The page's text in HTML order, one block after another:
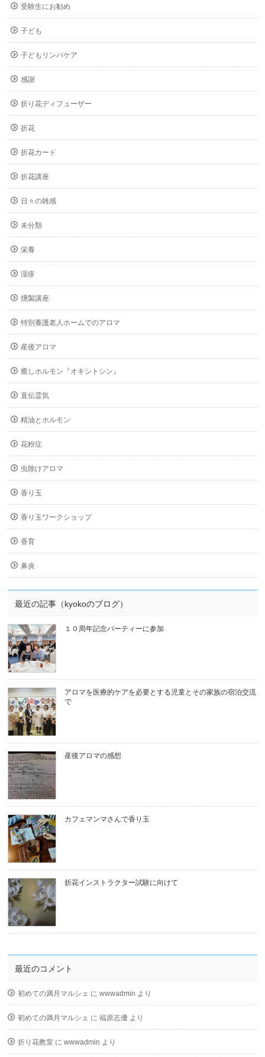
受験生にお勧め
子ども
子どもリンパケア
感謝
折り花ディフューザー
折花
折花カード
折花講座
日々の雑感
未分類
栄養
湿疹
燻製講座
特別養護老人ホームでのアロマ
産後アロマ
癒しホルモン『オキシトシン』
直伝霊気
精油とホルモン
花粉症
虫除けアロマ
香り玉
香り玉ワークショップ
香育
鼻炎
最近の記事（kyokoのブログ）
１０周年記念パーティーに参加
アロマを医療的ケアを必要とする児童とその家族の宿泊交流
で
産後アロマの感想
カフェマンマさんで香り玉
折花インストラクター試験に向けて
最近のコメント
初めての満月マルシェ にwwwadmin より
初めての満月マルシェ に福原志優 より
折り花教室 にwwwadmin より